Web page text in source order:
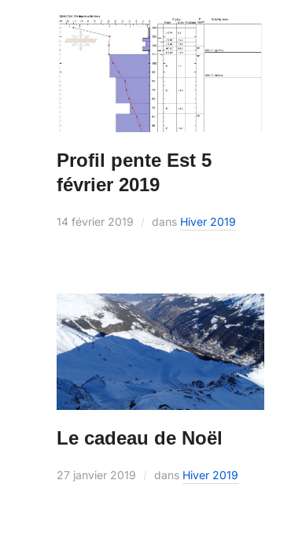
Profil pente Est 5
février 2019
14 février 2019 dans Hiver 2019
Le cadeau de Noël
27 janvier 2019 dans Hiver 2019